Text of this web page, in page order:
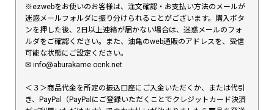
※ezwebをお使いのお客様は、注文確認・お支払い方法のメールが
迷惑メールフォルダに振り分けられることがございます。購入ボタ
ンを押した後、2日以上連絡が届かない場合は、迷惑メールのフォ
ルダをご確認ください。また、油亀のweb通販のアドレスを、受信
可能な状態にご設定ください。
✉︎ info@aburakame.ocnk.net
＜３＞商品代金を所定の振込口座にご入金いただくか、または代引
き、PayPal（PayPalにご登録いただくことでクレジットカード決済